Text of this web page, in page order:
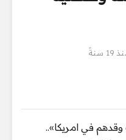
19 سنةً